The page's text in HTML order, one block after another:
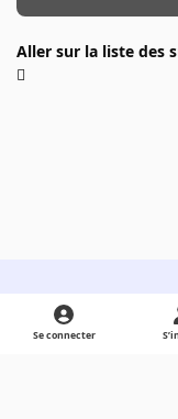
Aller sur la liste des
Light ModeDark ModeSystem
Se connecter